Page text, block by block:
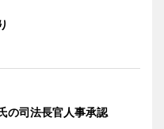
の司法長官人事承認